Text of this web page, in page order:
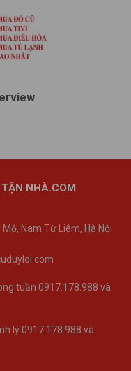
NHÀ.COM
Nam Từ Liêm, Hà Nội
tuần 0917.178.988 và
lý 0917.178.988 và